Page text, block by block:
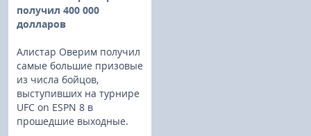
получил 400 000
долларов
Алистар Оверим получил
самые большие призовые
из числа бойцов,
выступивших на турнире
UFC on ESPN 8 в
прошедшие выходные.